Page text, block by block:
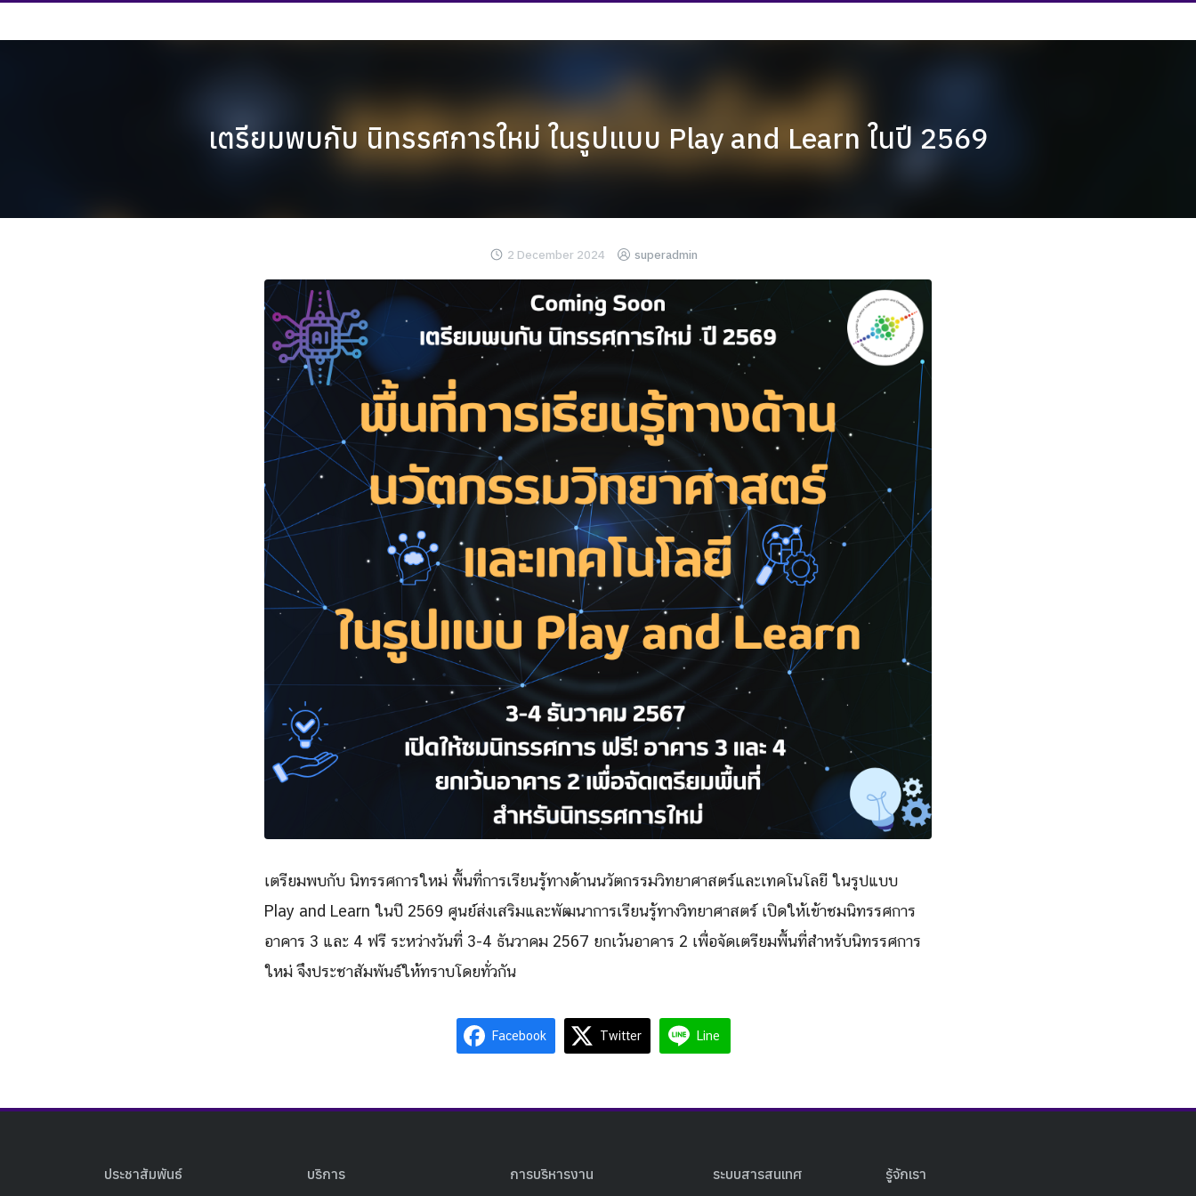
to
Search
for:
Search
เตรียมพบกับ นิทรรศการใหม่ ในรูปแบบ Play and Learn ในปี 2569
2 December 2024 superadmin
เตรียมพบกับ นิทรรศการใหม่ พื้นที่การเรียนรู้ทางด้านนวัตกรรมวิทยาศาสตร์และเทคโนโลยี ในรูปแบบ
Play and Learn ในปี 2569 ศูนย์ส่งเสริมและพัฒนาการเรียนรู้ทางวิทยาศาสตร์ เปิดให้เข้าชมนิทรรศการ
อาคาร 3 และ 4 ฟรี ระหว่างวันที่ 3-4 ธันวาคม 2567 ยกเว้นอาคาร 2 เพื่อจัดเตรียมพื้นที่สำหรับนิทรรศการ
ใหม่ จึงประชาสัมพันธ์ให้ทราบโดยทั่วกัน
Facebook Twitter Line
ประชาสัมพันธ์ บริการ การบริหารงาน ระบบสารสนเทศ รู้จักเรา